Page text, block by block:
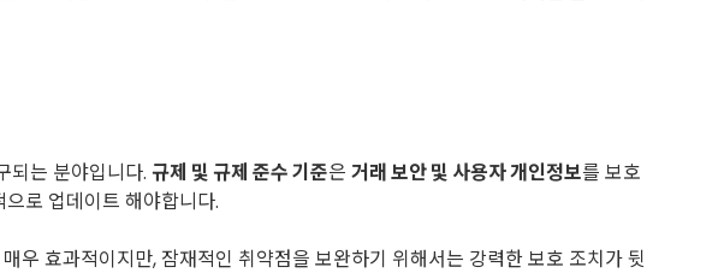
되는 분야입니다. 규제 및 규제 준수 기준은 거래 보안 및 사용자 개인정보를 보호
로 업데이트 해야합니다.
우 효과적이지만, 잠재적인 취약점을 보완하기 위해서는 강력한 보호 조치가 뒷